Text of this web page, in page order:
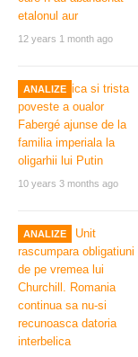
12 years 1 month ago
ANALIZE
10 years 3 months ago
ANALIZE